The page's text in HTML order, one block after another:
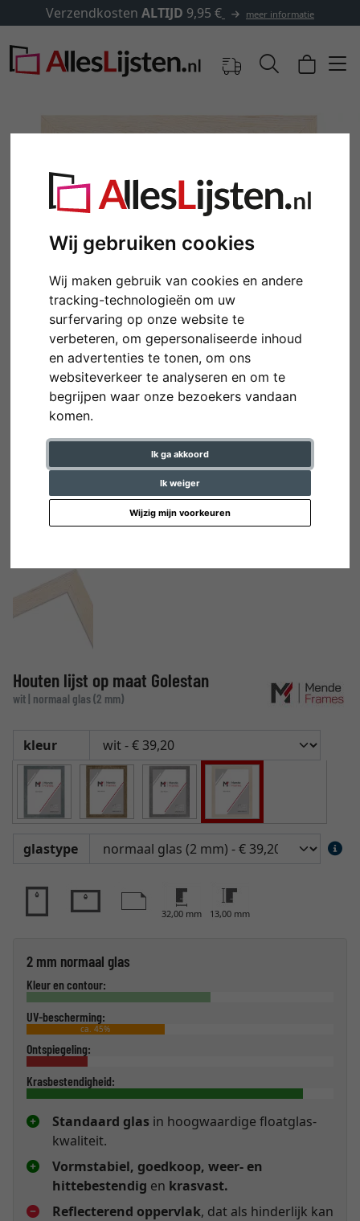
Wij gebruiken cookies
Wij maken gebruik van cookies en andere
tracking-technologieën om uw
surfervaring op onze website te
verbeteren, om gepersonaliseerde inhoud
en advertenties te tonen, om ons
websiteverkeer te analyseren en om te
begrijpen waar onze bezoekers vandaan
komen.
Ik ga akkoord
Ik weiger
Wijzig mijn voorkeuren
meer informatie ✓500.000 artikelen om uit
Terug
Houten lijst op maat Golestan
wit | normaal glas (2 mm)
kleur
glastype
32,00 mm 13,00 mm
2 mm normaal glas
Kleur en contour:
UV-bescherming:
ca. 45%
Ontspiegeling:
Krasbestendigheid:
Standaard glas in hoogwaardige floatglas-
kwaliteit.
Vormstabiel, goedkoop, weer- en
hittebestendig en krasvast.
Reflecterend oppervlak, dat als hinderlijk kan